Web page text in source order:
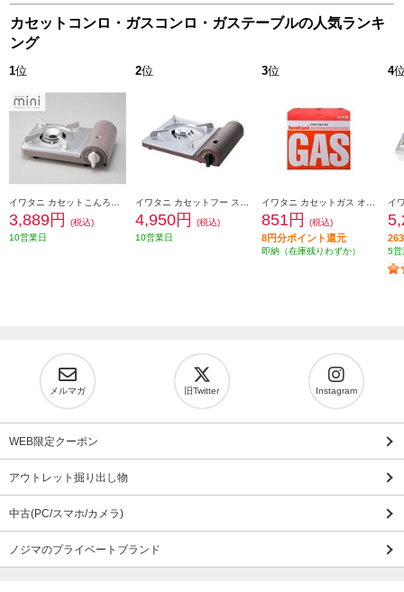
カセットコンロ・ガスコンロ・ガステーブルの人気ランキ
ング
1位
3,889円
(税込)
10営業日
2位
4,950円
(税込)
10営業日
3位
851円 (税込)
8円分ポイント還元
即納（在庫残りわずか）
4
5営
メルマガ 旧Twitter Instagram
WEB限定クーポン
アウトレット掘り出し物
中古(PC/スマホ/カメラ)
ノジマのプライベートブランド